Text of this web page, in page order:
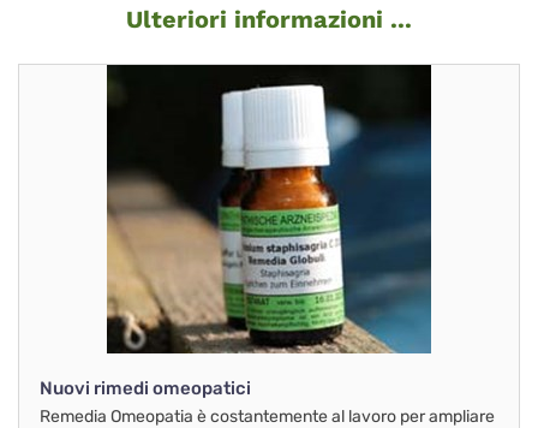
Ulteriori informazioni ...
Nuovi rimedi omeopatici
Remedia Omeopatia è costantemente al lavoro per ampliare